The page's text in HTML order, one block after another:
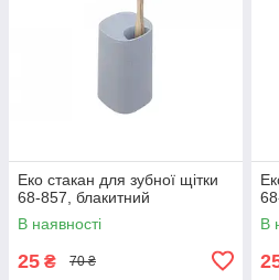
Еко стакан для зубної щітки
68-857, блакитний
В наявності
25 ₴ 70 ₴
В